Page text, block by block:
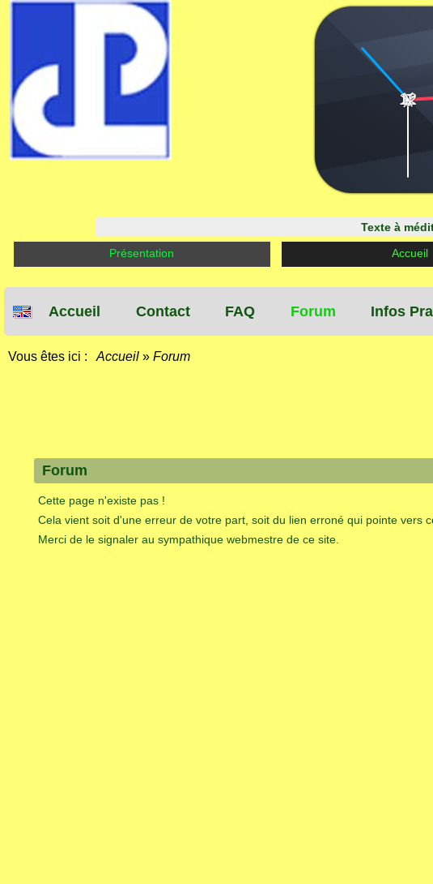
|
|
3
|
|
6
|
|
9
|
|
12
Texte à
Présentation
Accueil
Accueil Contact FAQ Forum Infos
Vous êtes ici : Accueil » Forum
Forum
Cette page n'existe pas !
Cela vient soit d'une erreur de votre part, soit du lien erroné qui pointe vers
Merci de le signaler au sympathique webmestre de ce site.